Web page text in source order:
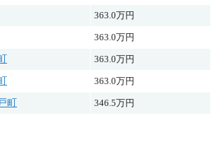
363.0万円
363.0万円
363.0万円
363.0万円
町 346.5万円